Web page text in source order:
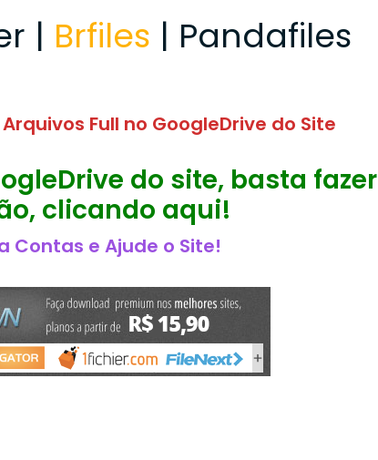
| Brfiles | Pandafiles
Full no GoogleDrive do Site
do site, basta fazer
clicando aqui!
Contas e Ajude o Site!